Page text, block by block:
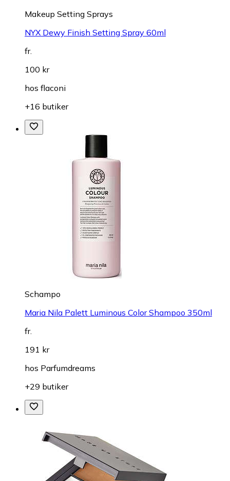
Makeup Setting Sprays
NYX Dewy Finish Setting Spray 60ml
fr.
100 kr
hos flaconi
+16 butiker
Schampo
Maria Nila Palett Luminous Color Shampoo 350ml
fr.
191 kr
hos Parfumdreams
+29 butiker